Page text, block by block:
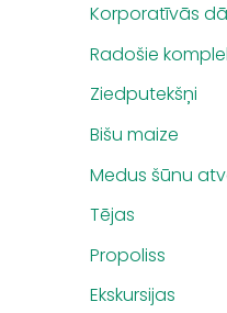
Korporatīvās
Radošie
Ziedputekšņi
Bišu maize
Medus šūnu
Tējas
Propoliss
Ekskursijas